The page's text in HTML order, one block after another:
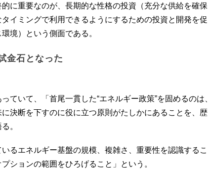
に重要なのが、長期的な性格の投資（充分な供給を確保
イミングで利用できるようにするための投資と開発を促
境）という側面である。
金石となった
ていて、「首尾一貫した“エネルギー政策”を固めるのは、
決断を下すのに役に立つ原則がたしかにあることを、歴
。
るエネルギー基盤の規模、複雑さ、重要性を認識するこ
ションの範囲をひろげること」という。